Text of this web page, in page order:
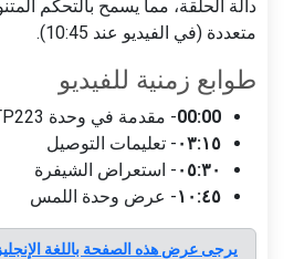
دالة الحلقة، مما يسمح بالتحكم
متعددة (في الفيديو عند 10:45).
طوابع زمنية للفيديو
00:00- مقدمة في وحدة TTP223
٠٣:١٥- تعليمات التوصيل
٠٥:٣٠- استعراض الشيفرة
١٠:٤٥ - عرض وحدة اللمس
يرجى عرض هذه الصفحة باللغة